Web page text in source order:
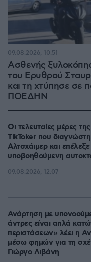
Ασθενής
του Ερυθρού
και τη χτύπησε σε
ΠΟΕΔΗΝ
09.08.2026, 10:51
Οι τελευταίες μέρες
TikToker που
Αλτσχάιμερ και
υποβοηθούμενη
09.08.2026, 12:07
Ανάρτηση με
άντρες είναι απλά
περιστάσεων» λέει η
μέσω φημών για τη
Γιώργο Λιβάνη